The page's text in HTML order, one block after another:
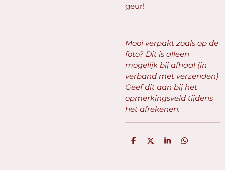
geur!
Mooi verpakt zoals op de
foto? Dit is alleen
mogelijk bij afhaal (in
verband met verzenden)
Geef dit aan bij het
opmerkingsveld tijdens
het afrekenen.
D
D
S
D